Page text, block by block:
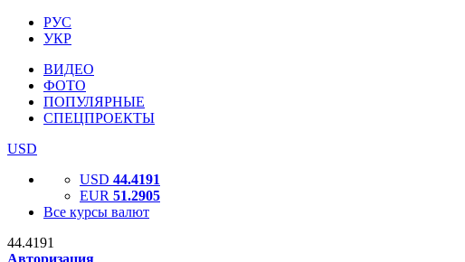
РУС
УКР
ВИДЕО
ФОТО
ПОПУЛЯРНЫЕ
СПЕЦПРОЕКТЫ
USD
USD 44.4191
EUR 51.2905
Все курсы валют
44.4191
Авторизация